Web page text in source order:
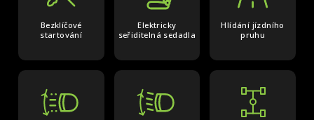
Bezklíčové
startování
Elektricky
seřiditelná sedadla
Hlídání jízdního
pruhu